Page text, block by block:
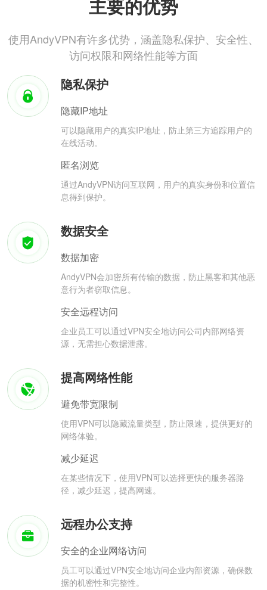
主要的优势
使用AndyVPN有许多优势，涵盖隐私保护、安全性、
访问权限和网络性能等方面
隐私保护
隐藏IP地址
可以隐藏用户的真实IP地址，防止第三方追踪用户的
在线活动。
匿名浏览
通过AndyVPN访问互联网，用户的真实身份和位置信
息得到保护。
数据安全
数据加密
AndyVPN会加密所有传输的数据，防止黑客和其他恶
意行为者窃取信息。
安全远程访问
企业员工可以通过VPN安全地访问公司内部网络资
源，无需担心数据泄露。
提高网络性能
避免带宽限制
使用VPN可以隐藏流量类型，防止限速，提供更好的
网络体验。
减少延迟
在某些情况下，使用VPN可以选择更快的服务器路
径，减少延迟，提高网速。
远程办公支持
安全的企业网络访问
员工可以通过VPN安全地访问企业内部资源，确保数
据的机密性和完整性。